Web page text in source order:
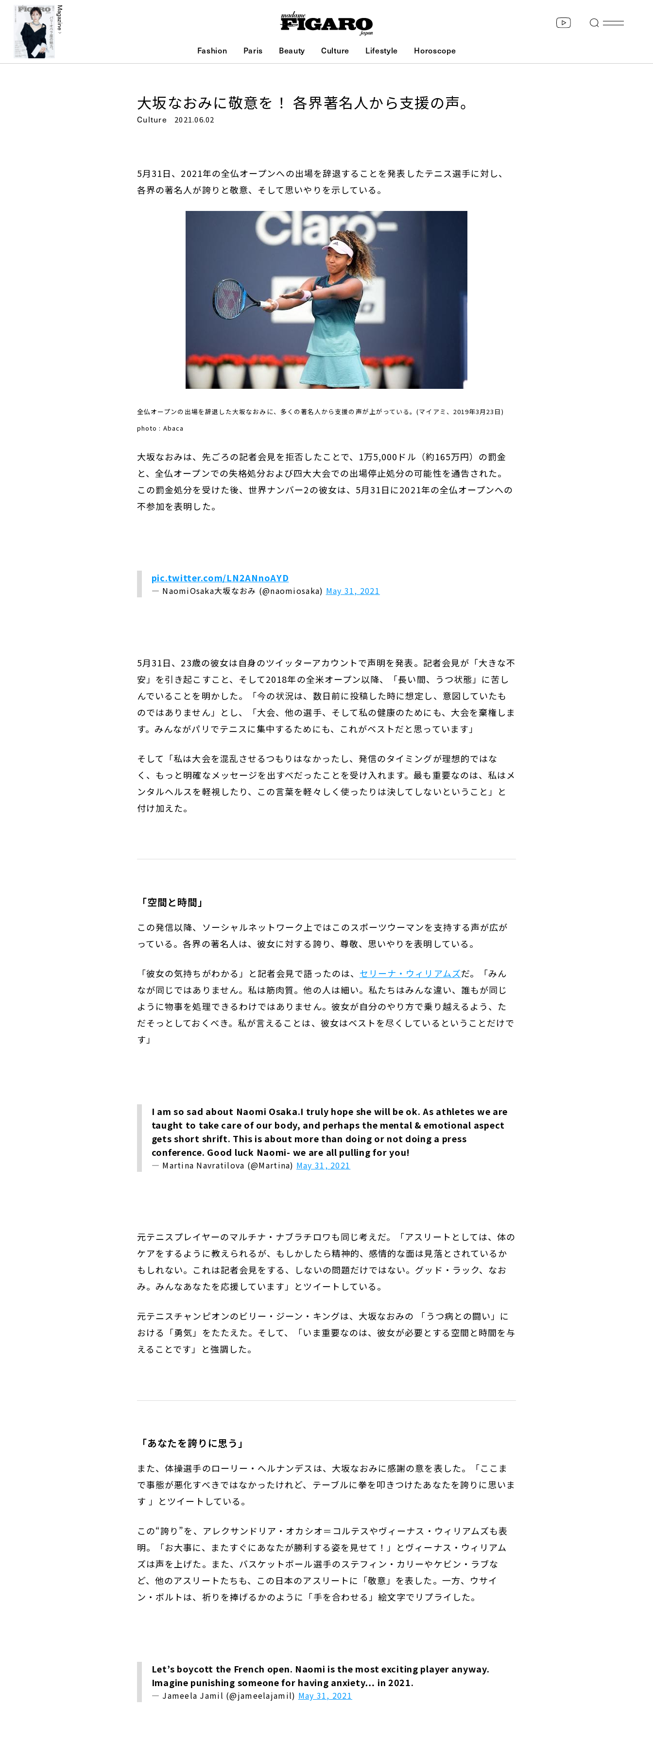
Magazine
Fashion Paris Beauty Culture Lifestyle Horoscope
大坂なおみに敬意を！ 各界著名人から支援の声。
Culture 2021.06.02
5月31日、2021年の全仏オープンへの出場を辞退することを発表したテニス選手に対し、
各界の著名人が誇りと敬意、そして思いやりを示している。
全仏オープンの出場を辞退した大坂なおみに、多くの著名人から支援の声が上がっている。(マイアミ、2019年3月23日)
photo : Abaca
大坂なおみは、先ごろの記者会見を拒否したことで、1万5,000ドル（約165万円）の罰金
と、全仏オープンでの失格処分および四大大会での出場停止処分の可能性を通告された。
この罰金処分を受けた後、世界ナンバー2の彼女は、5月31日に2021年の全仏オープンへの
不参加を表明した。
pic.twitter.com/LN2ANnoAYD
— NaomiOsaka大坂なおみ (@naomiosaka) May 31, 2021
5月31日、23歳の彼女は自身のツイッターアカウントで声明を発表。記者会見が「大きな不
安」を引き起こすこと、そして2018年の全米オープン以降、「長い間、うつ状態」に苦し
んでいることを明かした。「今の状況は、数日前に投稿した時に想定し、意図していたも
のではありません」とし、「大会、他の選手、そして私の健康のためにも、大会を棄権しま
す。みんながパリでテニスに集中するためにも、これがベストだと思っています」
そして「私は大会を混乱させるつもりはなかったし、発信のタイミングが理想的ではな
く、もっと明確なメッセージを出すべだったことを受け入れます。最も重要なのは、私はメ
ンタルヘルスを軽視したり、この言葉を軽々しく使ったりは決してしないということ」と
付け加えた。
「空間と時間」
この発信以降、ソーシャルネットワーク上ではこのスポーツウーマンを支持する声が広が
っている。各界の著名人は、彼女に対する誇り、尊敬、思いやりを表明している。
「彼女の気持ちがわかる」と記者会見で語ったのは、 セリーナ・ウィリアムズだ。「みん
なが同じではありません。私は筋肉質。他の人は細い。私たちはみんな違い、誰もが同じ
ように物事を処理できるわけではありません。彼女が自分のやり方で乗り越えるよう、た
だそっとしておくべき。私が言えることは、彼女はベストを尽くしているということだけで
す」
I am so sad about Naomi Osaka.I truly hope she will be ok. As athletes we are
taught to take care of our body, and perhaps the mental & emotional aspect
gets short shrift. This is about more than doing or not doing a press
conference. Good luck Naomi- we are all pulling for you!
— Martina Navratilova (@Martina) May 31, 2021
元テニスプレイヤーのマルチナ・ナブラチロワも同じ考えだ。「アスリートとしては、体の
ケアをするように教えられるが、もしかしたら精神的、感情的な面は見落とされているか
もしれない。これは記者会見をする、しないの問題だけではない。グッド・ラック、なお
み。みんなあなたを応援しています」とツイートしている。
元テニスチャンピオンのビリー・ジーン・キングは、大坂なおみの 「うつ病との闘い」に
おける「勇気」をたたえた。そして、「いま重要なのは、彼女が必要とする空間と時間を与
えることです」と強調した。
「あなたを誇りに思う」
また、体操選手のローリー・ヘルナンデスは、大坂なおみに感謝の意を表した。「ここま
で事態が悪化すべきではなかったけれど、テーブルに拳を叩きつけたあなたを誇りに思いま
す 」とツイートしている。
この“誇り”を、アレクサンドリア・オカシオ＝コルテスやヴィーナス・ウィリアムズも表
明。「お大事に、またすぐにあなたが勝利する姿を見せて！」とヴィーナス・ウィリアム
ズは声を上げた。また、バスケットボール選手のステフィン・カリーやケビン・ラブな
ど、他のアスリートたちも、この日本のアスリートに「敬意」を表した。一方、ウサイ
ン・ボルトは、祈りを捧げるかのように「手を合わせる」絵文字でリプライした。
Let’s boycott the French open. Naomi is the most exciting player anyway.
Imagine punishing someone for having anxiety… in 2021.
— Jameela Jamil (@jameelajamil) May 31, 2021